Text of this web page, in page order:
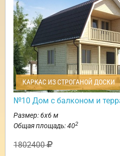
КАРКАС ИЗ СТРОГАНОЙ ДОСКИ
№10 Дом с балконом и
Размер: 6х6 м
Общая площадь: 402
1802400